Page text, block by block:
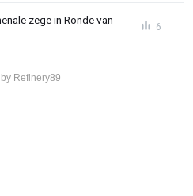
zege in Ronde van
6
Refinery89